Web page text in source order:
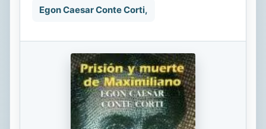
Egon Caesar Conte Corti,